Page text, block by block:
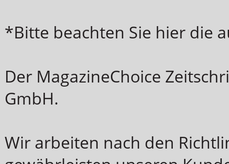
*Bitte beachten Sie hier die
Der MagazineChoice
GmbH.
Wir arbeiten nach den